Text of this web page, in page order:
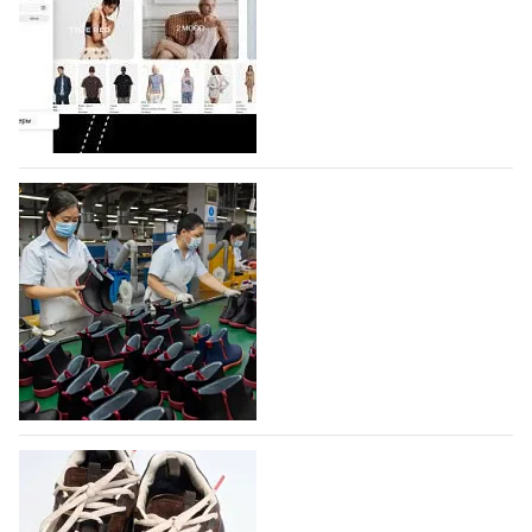
Компания BALLINA Guangzhou Lihuang Footwear
Co., Ltd., основанная в 2011 году и расположенная в
Гуанчжоу, столице моды Китая, является
профессиональной обувной компанией,
объединяющей разработку, производство и…
07.08.2026 432
На платформе Lamoda - новый раздел и
условия продвижения локальных
дизайнерских марок
Российский маркетплейс Lamoda решил обновить
раздел для продажи продукции локальных
дизайнерских марок одежды, обуви и аксессуаров.
Бренды также получат маркетинговую…
06.08.2026 589
Объем мирового производства обуви в
2025 году практически не увеличился